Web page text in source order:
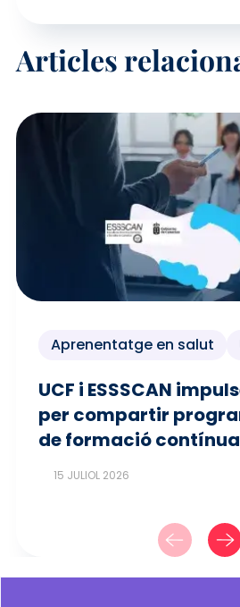
Articles
Aprenentatge en salut
UCF i ESSSCAN
per compartir
de formació
15 JULIOL 2026